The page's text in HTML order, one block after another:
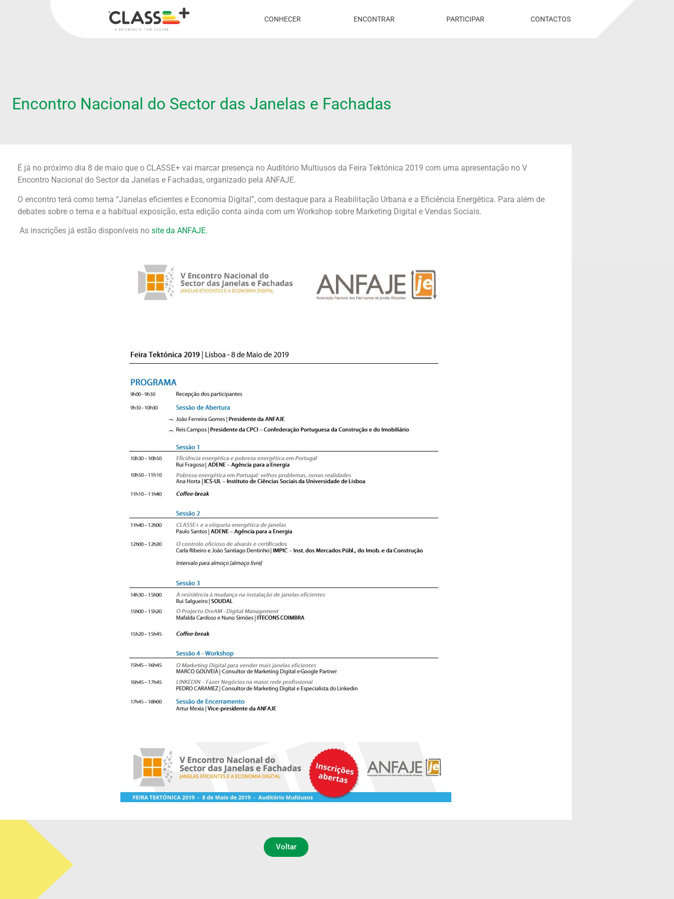
CONHECER ENCONTRAR PARTICIPAR CONTACTOS
Encontro Nacional do Sector das Janelas e Fachadas
É já no próximo dia 8 de maio que o CLASSE+ vai marcar presença no Auditório Multiusos da Feira Tektónica 2019 com uma apresentação no V
Encontro Nacional do Sector da Janelas e Fachadas, organizado pela ANFAJE.
O encontro terá como tema “Janelas eficientes e Economia Digital”, com destaque para a Reabilitação Urbana e a Eficiência Energética. Para além de
debates sobre o tema e a habitual exposição, esta edição conta ainda com um Workshop sobre Marketing Digital e Vendas Sociais.
As inscrições já estão disponíveis no site da ANFAJE.
Voltar